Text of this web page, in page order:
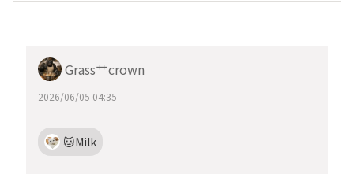
Grass艹crown
2026/06/05 04:35
🐱Milk